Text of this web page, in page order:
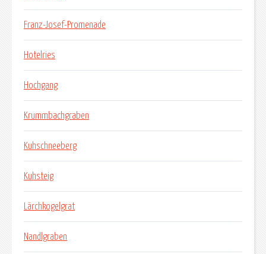
Franz-Josef-Promenade
Hotelries
Hochgang
Krummbachgraben
Kuhschneeberg
Kuhsteig
Lärchkogelgrat
Nandlgraben